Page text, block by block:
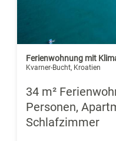
Ferienwohnung mit
Kvarner-Bucht, Kroatien
34 m²
Personen,
Schlafzimmer